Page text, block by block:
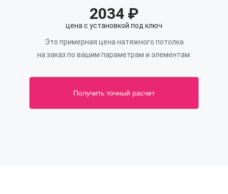
2034 ₽
цена с установкой под ключ
Это примерная цена натяжного потолка
на заказ по вашим параметрам и элементам.
Получить точный расчет